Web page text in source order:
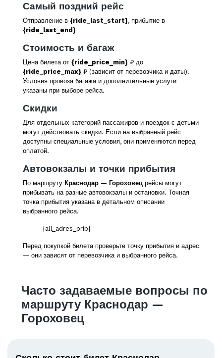
Самый поздний рейс
Отправление в {ride_last_start}, прибытие в
{ride_last_end}
Стоимость и багаж
Цена билета от {ride_price_min} ₽ до
{ride_price_max} ₽ (зависит от перевозчика и даты).
Условия провоза багажа и дополнительные услуги
указаны при выборе рейса.
Скидки
Для отдельных категорий пассажиров и поездок с детьми
могут действовать скидки. Если на выбранный рейс
доступны специальные условия, они применяются перед
оплатой.
Автовокзалы и точки прибытия
По маршруту Краснодар — Гороховец рейсы могут
прибывать на разные автовокзалы и остановки. Точная
точка прибытия указана в детальном описании
выбранного рейса.
{all_adres_prib}
Перед покупкой билета проверьте точку прибытия и адрес
— они зависят от перевозчика и выбранного рейса.
Часто задаваемые вопросы по
маршруту Краснодар —
Гороховец